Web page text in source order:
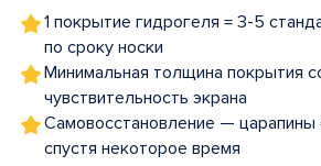
1 покрытие гидрогеля = 3-5
по сроку носки
Минимальная толщина покрытия
чувствительность экрана
Самовосстановление — царапины
спустя некоторое время